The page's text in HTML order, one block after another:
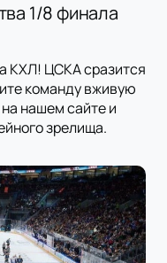
1/8 финала
КХЛ! ЦСКА сразится
команду вживую
нашем сайте и
зрелища.